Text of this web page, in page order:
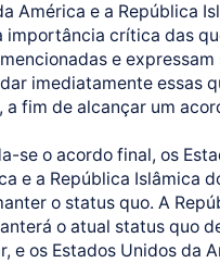
América e a República
importância crítica das
e expressam
imediatamente essas
a fim de alcançar um
se o acordo final, os
e a República Islâmica
o status quo. A
o atual status quo
e os Estados Unidos da